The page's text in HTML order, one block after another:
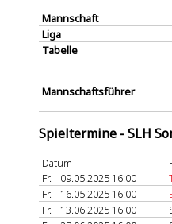
Mannschaft
Liga
Tabelle
Mannschaftsführer
Spieltermine - SLH
Datum
Fr.
09.05.2025 16:00
Fr.
16.05.2025 16:00
Fr.
13.06.2025 16:00